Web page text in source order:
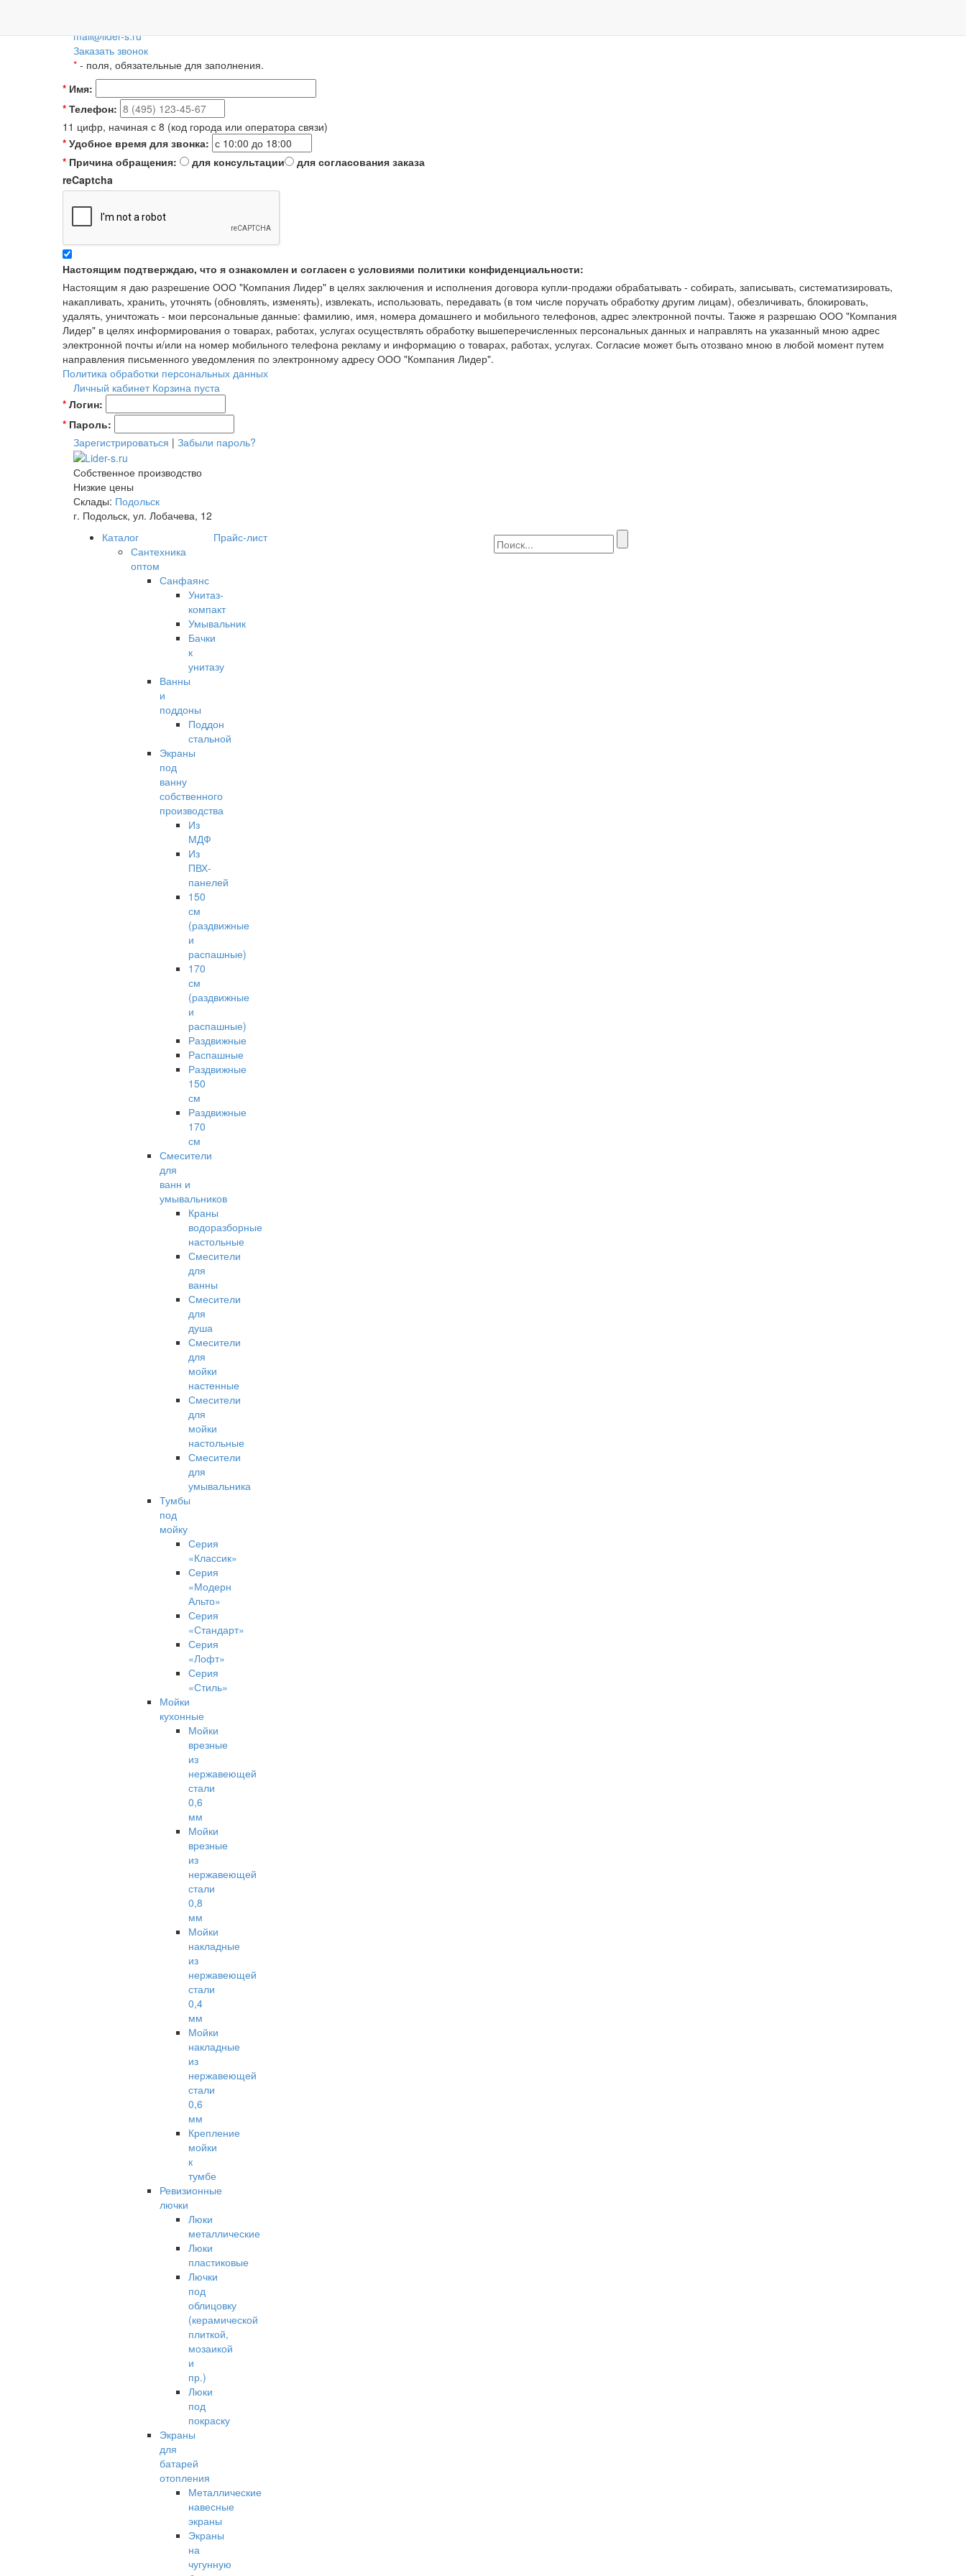
mail@lider-s.ru
Заказать звонок
* - поля, обязательные для заполнения.
* Имя:
* Телефон:
11 цифр, начиная с 8 (код города или оператора связи)
* Удобное время для звонка:
* Причина обращения: для консультации
для согласования заказа
reCaptcha
Настоящим подтверждаю, что я ознакомлен и согласен с условиями политики конфиденциальности:
Настоящим я даю разрешение ООО "Компания Лидер" в целях заключения и исполнения договора купли-продажи обрабатывать - собирать, записывать, систематизировать,
накапливать, хранить, уточнять (обновлять, изменять), извлекать, использовать, передавать (в том числе поручать обработку другим лицам), обезличивать, блокировать,
удалять, уничтожать - мои персональные данные: фамилию, имя, номера домашнего и мобильного телефонов, адрес электронной почты. Также я разрешаю ООО "Компания
Лидер" в целях информирования о товарах, работах, услугах осуществлять обработку вышеперечисленных персональных данных и направлять на указанный мною адрес
электронной почты и/или на номер мобильного телефона рекламу и информацию о товарах, работах, услугах. Согласие может быть отозвано мною в любой момент путем
направления письменного уведомления по электронному адресу ООО "Компания Лидер".
Политика обработки персональных данных
Личный кабинет Корзина пуста
* Логин:
* Пароль:
Зарегистрироваться | Забыли пароль?
Собственное производство
Низкие цены
Склады: Подольск
г. Подольск, ул. Лобачева, 12
Каталог
Сантехника
оптом
Санфаянс
Унитаз-
компакт
Умывальник
Бачки
к
унитазу
Ванны
и
поддоны
Поддон
стальной
Экраны
под
ванну
собственного
производства
Из
МДФ
Из
ПВХ-
панелей
150
см
(раздвижные
и
распашные)
170
см
(раздвижные
и
распашные)
Раздвижные
Распашные
Раздвижные
150
см
Раздвижные
170
см
Смесители
для
ванн и
умывальников
Краны
водоразборные
настольные
Смесители
для
ванны
Смесители
для
душа
Смесители
для
мойки
настенные
Смесители
для
мойки
настольные
Смесители
для
умывальника
Тумбы
под
мойку
Серия
«Классик»
Серия
«Модерн
Альто»
Серия
«Стандарт»
Серия
«Лофт»
Серия
«Стиль»
Мойки
кухонные
Мойки
врезные
из
нержавеющей
стали
0,6
мм
Мойки
врезные
из
нержавеющей
стали
0,8
мм
Мойки
накладные
из
нержавеющей
стали
0,4
мм
Мойки
накладные
из
нержавеющей
стали
0,6
мм
Крепление
мойки
к
тумбе
Ревизионные
лючки
Люки
металлические
Люки
пластиковые
Лючки
под
облицовку
(керамической
плиткой,
мозаикой
и
пр.)
Люки
под
покраску
Экраны
для
батарей
отопления
Металлические
навесные
экраны
Экраны
на
чугунную
Прайс-лист